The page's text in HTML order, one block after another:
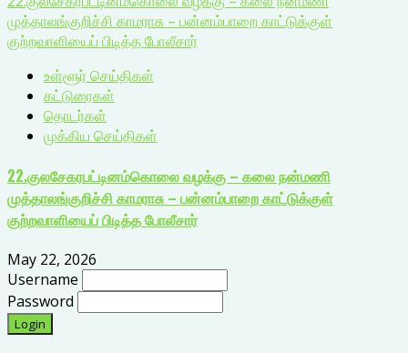
முத்தாலங்குறிச்சி காமராசு – பன்னம்பாறை காட்டுக்குள்
குற்றவாளியைப் பிடித்த போலீசார்
உள்ளூர் செய்திகள்
கட்டுரைகள்
தொடர்கள்
முக்கிய செய்திகள்
22.குலசேகரபட்டினம்கொலை வழக்கு – கலை நன்மணி
முத்தாலங்குறிச்சி காமராசு – பன்னம்பாறை காட்டுக்குள்
குற்றவாளியைப் பிடித்த போலீசார்
May 22, 2026
Username
Password